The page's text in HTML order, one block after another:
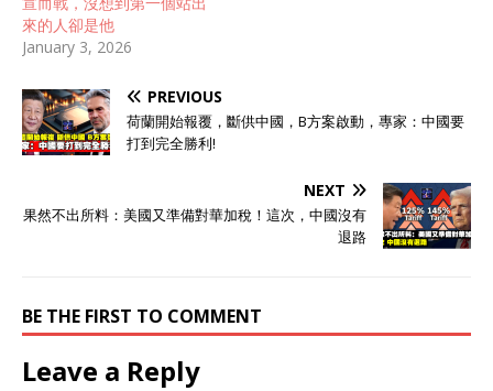
來的人卻是他
January 3, 2026
PREVIOUS
荷蘭開始報覆，斷供中國，B方案啟動，專家：中國要
打到完全勝利!
NEXT
果然不出所料：美國又準備對華加稅！這次，中國沒有
退路
BE THE FIRST TO COMMENT
Leave a Reply